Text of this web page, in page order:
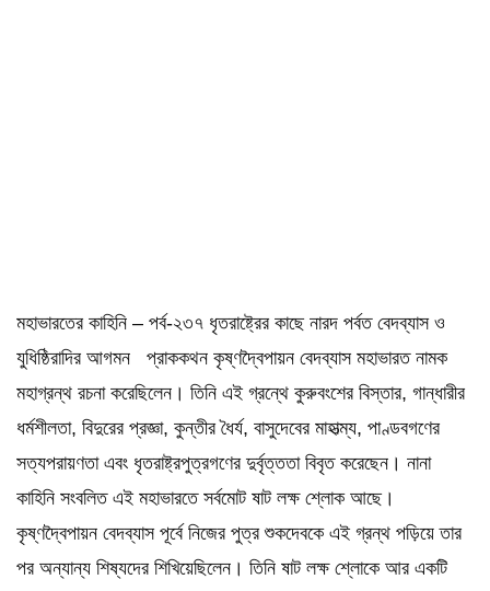
মহাভারতের কাহিনি – পর্ব-২৩৭ ধৃতরাষ্ট্রের কাছে নারদ পর্বত বেদব্যাস ও
যুধিষ্ঠিরাদির আগমন প্রাককথন কৃষ্ণদ্বৈপায়ন বেদব্যাস মহাভারত নামক
মহাগ্রন্থ রচনা করেছিলেন। তিনি এই গ্রন্থে কুরুবংশের বিস্তার, গান্ধারীর
ধর্মশীলতা, বিদুরের প্রজ্ঞা, কুন্তীর ধৈর্য, বাসুদেবের মাহাত্ম্য, পাণ্ডবগণের
সত্যপরায়ণতা এবং ধৃতরাষ্ট্রপুত্রগণের দুর্বৃত্ততা বিবৃত করেছেন। নানা
কাহিনি সংবলিত এই মহাভারতে সর্বমোট ষাট লক্ষ শ্লোক আছে।
কৃষ্ণদ্বৈপায়ন বেদব্যাস পূর্বে নিজের পুত্র শুকদেবকে এই গ্রন্থ পড়িয়ে তার
পর অন্যান্য শিষ্যদের শিখিয়েছিলেন। তিনি ষাট লক্ষ শ্লোকে আর একটি